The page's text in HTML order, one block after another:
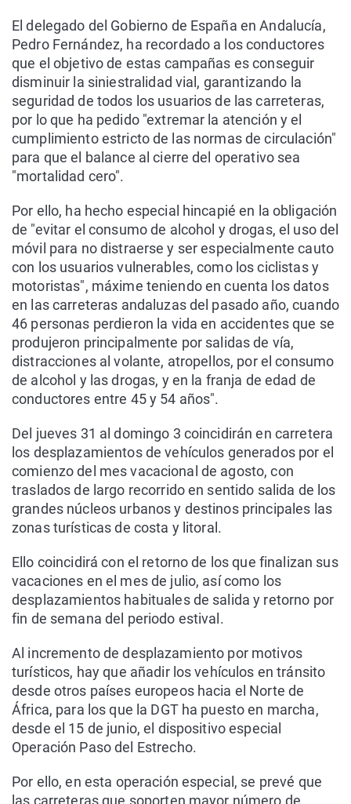
El delegado del Gobierno de España en Andalucía,
Pedro Fernández, ha recordado a los conductores
que el objetivo de estas campañas es conseguir
disminuir la siniestralidad vial, garantizando la
seguridad de todos los usuarios de las carreteras,
por lo que ha pedido "extremar la atención y el
cumplimiento estricto de las normas de circulación"
para que el balance al cierre del operativo sea
"mortalidad cero".
Por ello, ha hecho especial hincapié en la obligación
de "evitar el consumo de alcohol y drogas, el uso del
móvil para no distraerse y ser especialmente cauto
con los usuarios vulnerables, como los ciclistas y
motoristas", máxime teniendo en cuenta los datos
en las carreteras andaluzas del pasado año, cuando
46 personas perdieron la vida en accidentes que se
produjeron principalmente por salidas de vía,
distracciones al volante, atropellos, por el consumo
de alcohol y las drogas, y en la franja de edad de
conductores entre 45 y 54 años".
Del jueves 31 al domingo 3 coincidirán en carretera
los desplazamientos de vehículos generados por el
comienzo del mes vacacional de agosto, con
traslados de largo recorrido en sentido salida de los
grandes núcleos urbanos y destinos principales las
zonas turísticas de costa y litoral.
Ello coincidirá con el retorno de los que finalizan sus
vacaciones en el mes de julio, así como los
desplazamientos habituales de salida y retorno por
fin de semana del periodo estival.
Al incremento de desplazamiento por motivos
turísticos, hay que añadir los vehículos en tránsito
desde otros países europeos hacia el Norte de
África, para los que la DGT ha puesto en marcha,
desde el 15 de junio, el dispositivo especial
Operación Paso del Estrecho.
Por ello, en esta operación especial, se prevé que
las carreteras que soporten mayor número de